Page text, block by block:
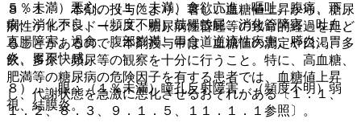
８．１． 本剤の投与により、著しい血糖値上昇から、糖尿
病性ケトアシドーシス、糖尿病性昏睡等の致命的経過をたど
ることがあるので、本剤投与中は、血糖値の測定や口渇、多
飲、多尿、頻尿等の観察を十分に行うこと。特に、高血糖、
肥満等の糖尿病の危険因子を有する患者では、血糖値上昇
し、代謝状態を急激に悪化させるおそれがある〔１．１、
１．２、８．３、９．１．５、１１．１．１参照〕。
５％未満）悪心、（１％未満）食欲亢進、嘔吐、腹痛、下
痢、消化不良、（頻度不明）鼓腸放屁、消化管障害、吐血、
直腸障害、過食、腹部膨満、胃食道逆流性疾患、膵炎、胃
炎、胃不快感。
８）． 眼：（１％未満）瞳孔反射障害、（頻度不明）弱
視、結膜炎。